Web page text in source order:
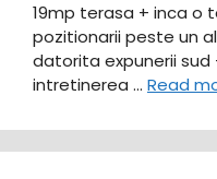
19mp terasa + inca o
pozitionarii peste un
datorita expunerii sud
intretinerea … Read